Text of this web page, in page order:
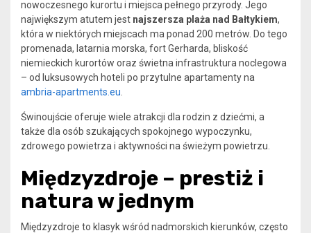
nowoczesnego kurortu i miejsca pełnego przyrody. Jego
największym atutem jest najszersza plaża nad Bałtykiem,
która w niektórych miejscach ma ponad 200 metrów. Do tego
promenada, latarnia morska, fort Gerharda, bliskość
niemieckich kurortów oraz świetna infrastruktura noclegowa
– od luksusowych hoteli po przytulne apartamenty na
ambria-apartments.eu
Świnoujście oferuje wiele atrakcji dla rodzin z dziećmi, a
także dla osób szukających spokojnego wypoczynku,
zdrowego powietrza i aktywności na świeżym powietrzu.
Międzyzdroje – prestiż i
natura w jednym
Międzyzdroje to klasyk wśród nadmorskich kierunków, często